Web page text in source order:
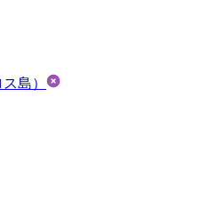
島）